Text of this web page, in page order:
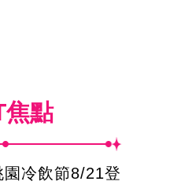
焦點
園冷飲節8/21登